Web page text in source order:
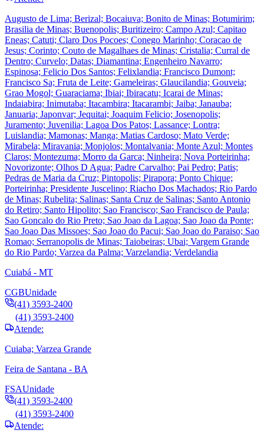
Augusto de Lima; Berizal; Bocaiuva; Bonito de Minas; Botumirim;
Brasilia de Minas; Buenopolis; Buritizeiro; Campo Azul; Capitao
Eneas; Catuti; Claro Dos Pocoes; Conego Marinho; Coracao de
Jesus; Corinto; Couto de Magalhaes de Minas; Cristalia; Curral de
Dentro; Curvelo; Datas; Diamantina; Engenheiro Navarro;
Espinosa; Felicio Dos Santos; Felixlandia; Francisco Dumont;
Francisco Sa; Fruta de Leite; Gameleiras; Glaucilandia; Gouveia;
Grao Mogol; Guaraciama; Ibiai; Ibiracatu; Icarai de Minas;
Indaiabira; Inimutaba; Itacambira; Itacarambi; Jaiba; Janauba;
Januaria; Japonvar; Jequitai; Joaquim Felicio; Josenopolis;
Juramento; Juvenilia; Lagoa Dos Patos; Lassance; Lontra;
Luislandia; Mamonas; Manga; Matias Cardoso; Mato Verde;
Mirabela; Miravania; Monjolos; Montalvania; Monte Azul; Montes
Claros; Montezuma; Morro da Garca; Ninheira; Nova Porteirinha;
Novorizonte; Olhos D Agua; Padre Carvalho; Pai Pedro; Patis;
Pedras de Maria da Cruz; Pintopolis; Pirapora; Ponto Chique;
Porteirinha; Presidente Juscelino; Riacho Dos Machados; Rio Pardo
de Minas; Rubelita; Salinas; Santa Cruz de Salinas; Santo Antonio
do Retiro; Santo Hipolito; Sao Francisco; Sao Francisco de Paula;
Sao Goncalo do Rio Preto; Sao Joao da Lagoa; Sao Joao da Ponte;
Sao Joao Das Missoes; Sao Joao do Pacui; Sao Joao do Paraiso; Sao
Romao; Serranopolis de Minas; Taiobeiras; Ubai; Vargem Grande
do Rio Pardo; Varzea da Palma; Varzelandia; Verdelandia
Cuiabá - MT
CGBUnidade
(41) 3593-2400
(41) 3593-2400
Atende:
Cuiaba; Varzea Grande
Feira de Santana - BA
FSAUnidade
(41) 3593-2400
(41) 3593-2400
Atende: